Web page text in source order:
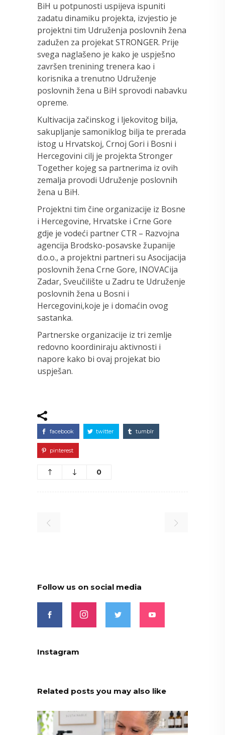
BiH u potpunosti uspijeva ispuniti
zadatu dinamiku projekta, izvjestio je
projektni tim Udruženja poslovnih žena
zadužen za projekat STRONGER. Prije
svega naglašeno je kako je uspješno
završen trenining trenera kao i
korisnika a trenutno Udruženje
poslovnih žena u BiH sprovodi nabavku
opreme.
Kultivacija začinskog i ljekovitog bilja,
sakupljanje samoniklog bilja te prerada
istog u Hrvatskoj, Crnoj Gori i Bosni i
Hercegovini cilj je projekta Stronger
Together kojeg sa partnerima iz ovih
zemalja provodi Udruženje poslovnih
žena u BiH.
Projektni tim čine organizacije iz Bosne
i Hercegovine, Hrvatske i Crne Gore
gdje je vodeći partner CTR – Razvojna
agencija Brodsko-posavske županije
d.o.o., a projektni partneri su Asocijacija
poslovnih žena Crne Gore, INOVACija
Zadar, Sveučilište u Zadru te Udruženje
poslovnih žena u Bosni i
Hercegovini,koje je i domaćin ovog
sastanka.
Partnerske organizacije iz tri zemlje
redovno koordiniraju aktivnosti i
napore kako bi ovaj projekat bio
uspješan.
facebook twitter tumblr
pinterest
0
Follow us on social media
Instagram
Related posts you may also like